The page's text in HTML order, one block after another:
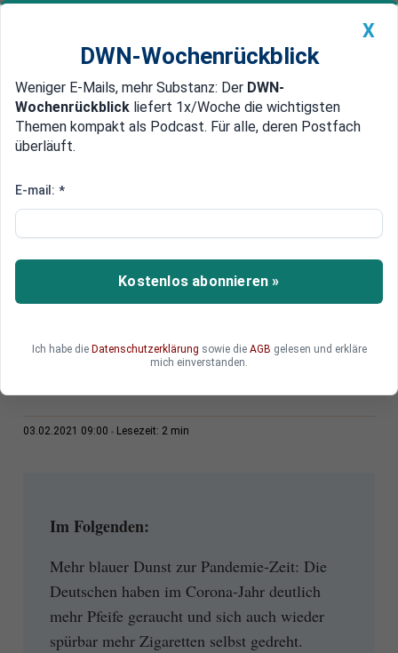
Newsticker MEIN DWN: Geldanlage Premium
Edelmetalle DWN-Magazin China
Deutsche greifen im Lockdown
Im Lockdown verändern sich die
Lebensgewohnheiten. Insbesondere der starke
Anstieg des Pfeifen-Rauchens überrascht.
03.02.2021 09:00 Lesezeit: 2 min
Im Folgenden:
Mehr blauer Dunst zur Pandemie-Zeit: Die
Deutschen haben im Corona-Jahr deutlich
mehr Pfeife geraucht und sich auch wieder
spürbar mehr Zigaretten selbst gedreht.
X
DWN-Wochenrückblick
Weniger E-Mails, mehr Substanz: Der DWN-
Wochenrückblick liefert 1x/Woche die wichtigsten
Themen kompakt als Podcast. Für alle, deren Postfach
überläuft.
E-mail: *
Kostenlos abonnieren »
Ich habe die Datenschutzerklärung sowie die AGB gelesen und erkläre
mich einverstanden.